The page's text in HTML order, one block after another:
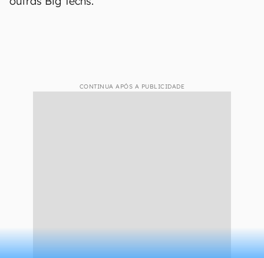
CONTINUA APÓS A PUBLICIDADE